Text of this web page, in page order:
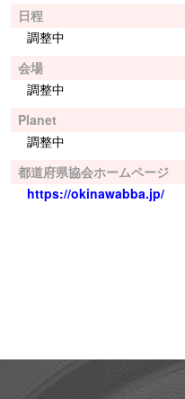
日程
調整中
会場
調整中
Planet
調整中
都道府県協会ホームページ
https://okinawabba.jp/